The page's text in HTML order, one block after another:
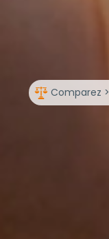
Comparez >